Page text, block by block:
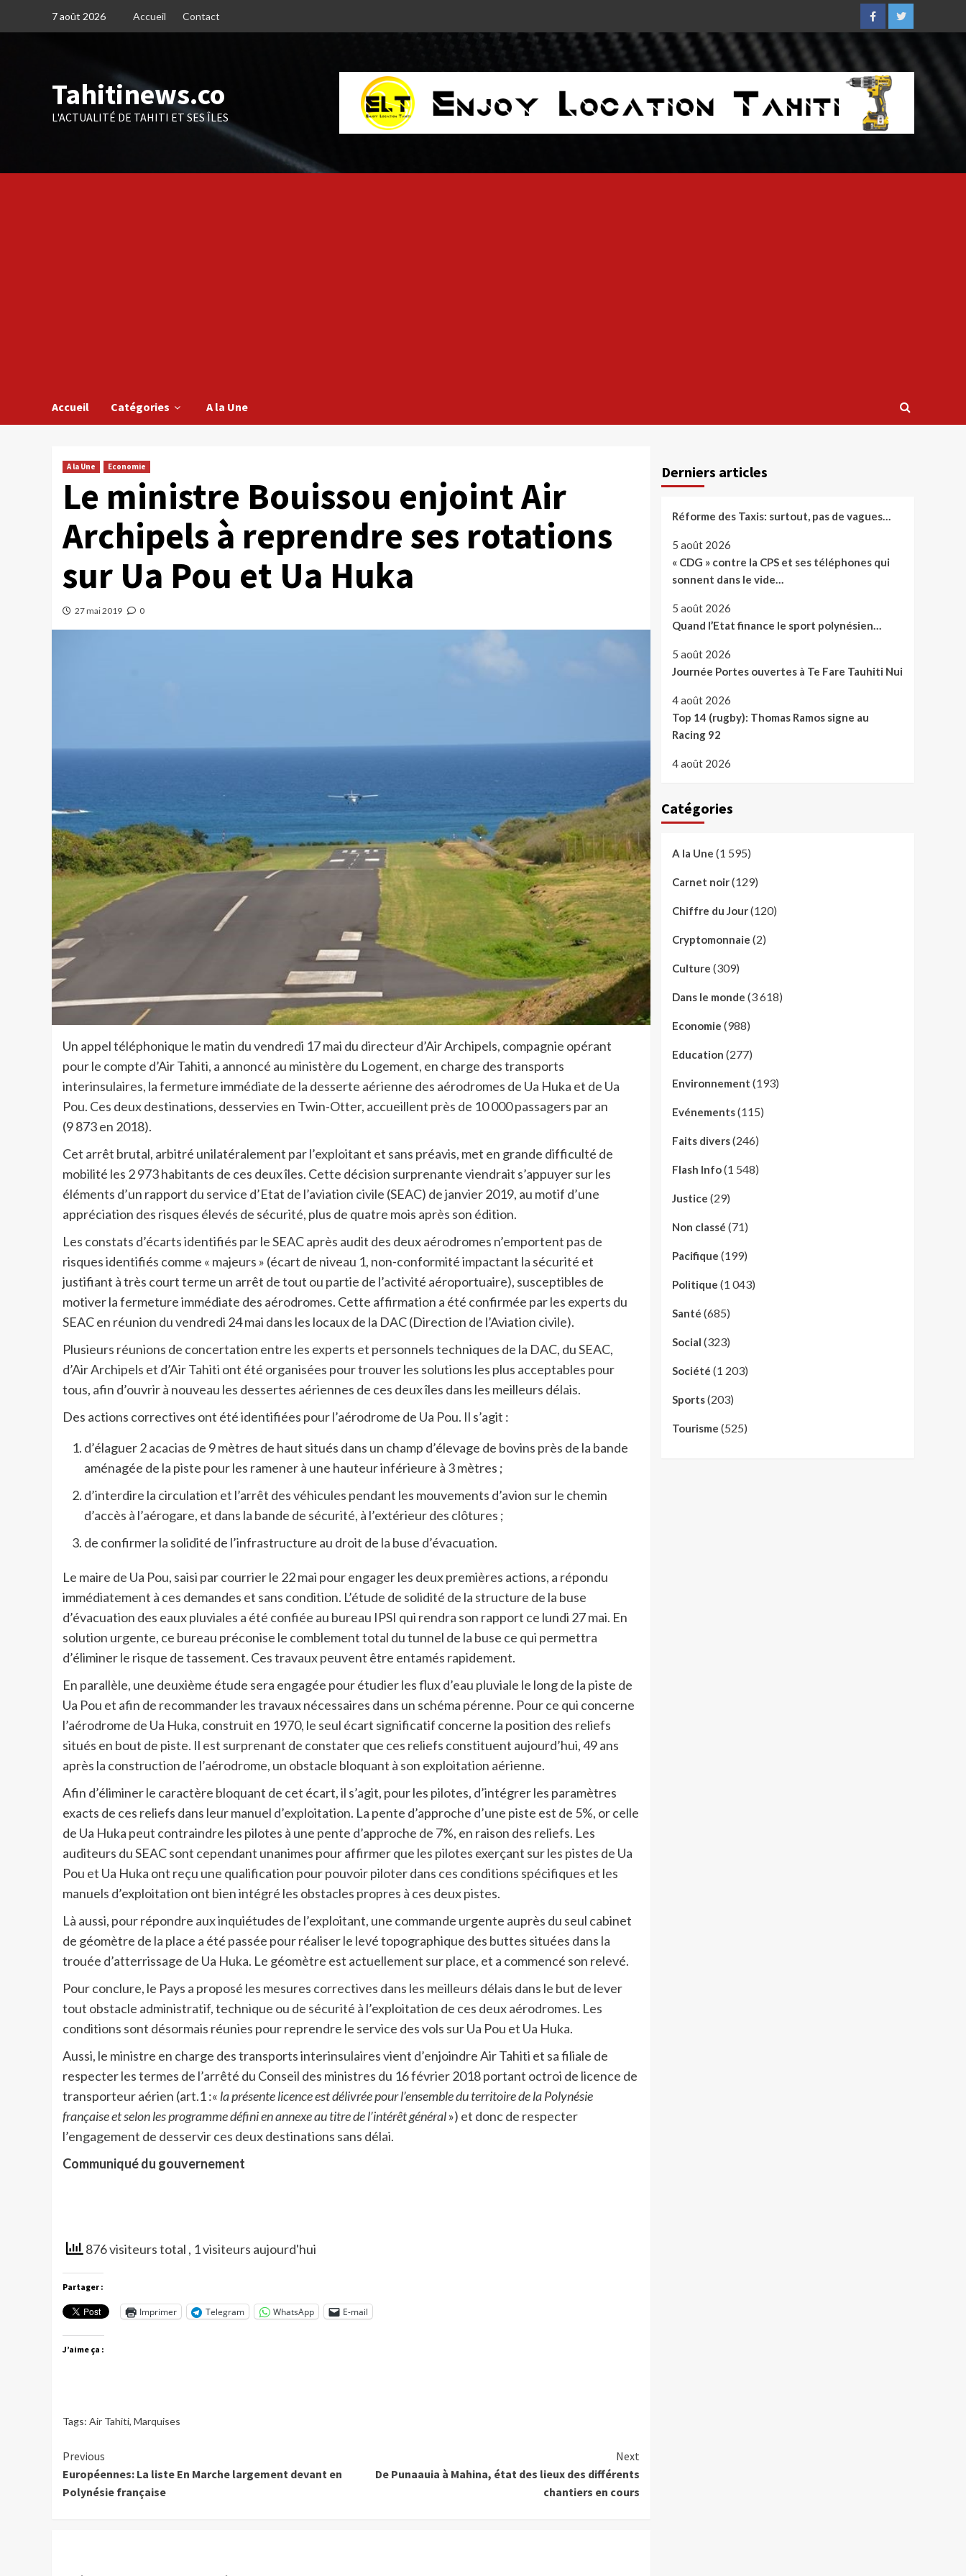
7 août 2026 Accueil Contact
FacebookTwitter
Tahitinews.co
L'ACTUALITÉ DE TAHITI ET SES ÎLES
Accueil Catégories A la Une
A la Une Economie
Le ministre Bouissou enjoint Air
Archipels à reprendre ses rotations
sur Ua Pou et Ua Huka
27 mai 2019 0
Un appel téléphonique le matin du vendredi 17 mai du directeur d’Air Archipels, compagnie opérant
pour le compte d’Air Tahiti, a annoncé au ministère du Logement, en charge des transports
interinsulaires, la fermeture immédiate de la desserte aérienne des aérodromes de Ua Huka et de Ua
Pou. Ces deux destinations, desservies en Twin-Otter, accueillent près de 10 000 passagers par an
(9 873 en 2018).
Cet arrêt brutal, arbitré unilatéralement par l’exploitant et sans préavis, met en grande difficulté de
mobilité les 2 973 habitants de ces deux îles. Cette décision surprenante viendrait s’appuyer sur les
éléments d’un rapport du service d’Etat de l’aviation civile (SEAC) de janvier 2019, au motif d’une
appréciation des risques élevés de sécurité, plus de quatre mois après son édition.
Les constats d’écarts identifiés par le SEAC après audit des deux aérodromes n’emportent pas de
risques identifiés comme « majeurs » (écart de niveau 1, non-conformité impactant la sécurité et
justifiant à très court terme un arrêt de tout ou partie de l’activité aéroportuaire), susceptibles de
motiver la fermeture immédiate des aérodromes. Cette affirmation a été confirmée par les experts du
SEAC en réunion du vendredi 24 mai dans les locaux de la DAC (Direction de l’Aviation civile).
Plusieurs réunions de concertation entre les experts et personnels techniques de la DAC, du SEAC,
d’Air Archipels et d’Air Tahiti ont été organisées pour trouver les solutions les plus acceptables pour
tous, afin d’ouvrir à nouveau les dessertes aériennes de ces deux îles dans les meilleurs délais.
Des actions correctives ont été identifiées pour l’aérodrome de Ua Pou. Il s’agit :
d’élaguer 2 acacias de 9 mètres de haut situés dans un champ d’élevage de bovins près de la bande
aménagée de la piste pour les ramener à une hauteur inférieure à 3 mètres ;
d’interdire la circulation et l’arrêt des véhicules pendant les mouvements d’avion sur le chemin
d’accès à l’aérogare, et dans la bande de sécurité, à l’extérieur des clôtures ;
de confirmer la solidité de l’infrastructure au droit de la buse d’évacuation.
Le maire de Ua Pou, saisi par courrier le 22 mai pour engager les deux premières actions, a répondu
immédiatement à ces demandes et sans condition. L’étude de solidité de la structure de la buse
d’évacuation des eaux pluviales a été confiée au bureau IPSI qui rendra son rapport ce lundi 27 mai. En
solution urgente, ce bureau préconise le comblement total du tunnel de la buse ce qui permettra
d’éliminer le risque de tassement. Ces travaux peuvent être entamés rapidement.
En parallèle, une deuxième étude sera engagée pour étudier les flux d’eau pluviale le long de la piste de
Ua Pou et afin de recommander les travaux nécessaires dans un schéma pérenne. Pour ce qui concerne
l’aérodrome de Ua Huka, construit en 1970, le seul écart significatif concerne la position des reliefs
situés en bout de piste. Il est surprenant de constater que ces reliefs constituent aujourd’hui, 49 ans
après la construction de l’aérodrome, un obstacle bloquant à son exploitation aérienne.
Afin d’éliminer le caractère bloquant de cet écart, il s’agit, pour les pilotes, d’intégrer les paramètres
exacts de ces reliefs dans leur manuel d’exploitation. La pente d’approche d’une piste est de 5%, or celle
de Ua Huka peut contraindre les pilotes à une pente d’approche de 7%, en raison des reliefs. Les
auditeurs du SEAC sont cependant unanimes pour affirmer que les pilotes exerçant sur les pistes de Ua
Pou et Ua Huka ont reçu une qualification pour pouvoir piloter dans ces conditions spécifiques et les
manuels d’exploitation ont bien intégré les obstacles propres à ces deux pistes.
Là aussi, pour répondre aux inquiétudes de l’exploitant, une commande urgente auprès du seul cabinet
de géomètre de la place a été passée pour réaliser le levé topographique des buttes situées dans la
trouée d’atterrissage de Ua Huka. Le géomètre est actuellement sur place, et a commencé son relevé.
Pour conclure, le Pays a proposé les mesures correctives dans les meilleurs délais dans le but de lever
tout obstacle administratif, technique ou de sécurité à l’exploitation de ces deux aérodromes. Les
conditions sont désormais réunies pour reprendre le service des vols sur Ua Pou et Ua Huka.
Aussi, le ministre en charge des transports interinsulaires vient d’enjoindre Air Tahiti et sa filiale de
respecter les termes de l’arrêté du Conseil des ministres du 16 février 2018 portant octroi de licence de
transporteur aérien (art.1 :« la présente licence est délivrée pour l’ensemble du territoire de la Polynésie
française et selon les programme défini en annexe au titre de l’intérêt général») et donc de respecter
l’engagement de desservir ces deux destinations sans délai.
Communiqué du gouvernement
876 visiteurs total , 1 visiteurs aujourd'hui
Partager :
Imprimer Telegram WhatsApp E-mail
J’aime ça :
Tags: Air Tahiti, Marquises
Continue
Reading
Previous
Européennes: La liste En Marche largement devant en
Polynésie française
Next
De Punaauia à Mahina, état des lieux des différents
chantiers en cours
Derniers articles
Réforme des Taxis: surtout, pas de vagues…
5 août 2026
« CDG » contre la CPS et ses téléphones qui
sonnent dans le vide…
5 août 2026
Quand l’Etat finance le sport polynésien…
5 août 2026
Journée Portes ouvertes à Te Fare Tauhiti Nui
4 août 2026
Top 14 (rugby): Thomas Ramos signe au
Racing 92
4 août 2026
Catégories
A la Une (1 595)
Carnet noir(129)
Chiffre du Jour(120)
Cryptomonnaie (2)
Culture (309)
Dans le monde (3 618)
Economie (988)
Education (277)
Environnement (193)
Evénements(115)
Faits divers(246)
Flash Info(1 548)
Justice (29)
Non classé (71)
Pacifique (199)
Politique (1 043)
Santé (685)
Social (323)
Société (1 203)
Sports(203)
Tourisme (525)